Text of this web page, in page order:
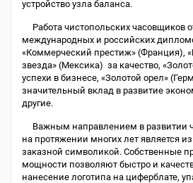
устройство узла баланса.
Работа чистопольских часовщиков
международных и российских
«Коммерческий престиж» (Франция),
звезда» (Мексика) за качество,
успехи в бизнесе, «Золотой орел»
значительный вклад в развитие
другие.
Важным направлением в развитии
на протяжении многих лет является
заказной символикой. Собственные
мощности позволяют быстро и
нанесение логотипа на циферблате,